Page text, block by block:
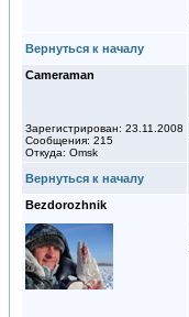
Вернуться к началу
Cameraman
Зарегистрирован: 23.11.2008
Сообщения: 215
Откуда: Omsk
Вернуться к началу
Bezdorozhnik